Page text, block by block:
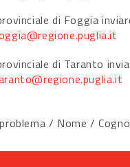
di Foggia
di Taranto
/ Nome /